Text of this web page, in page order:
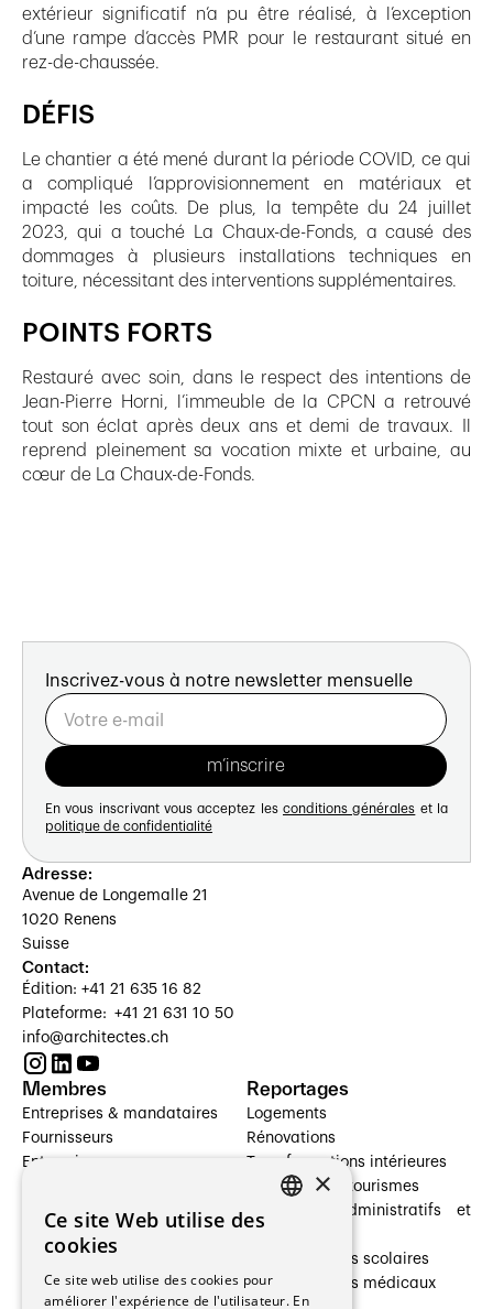
extérieur significatif n’a pu être réalisé, à l’exception
d’une rampe d’accès PMR pour le restaurant situé en
rez-de-chaussée.
DÉFIS
Le chantier a été mené durant la période COVID, ce qui
a compliqué l’approvisionnement en matériaux et
impacté les coûts. De plus, la tempête du 24 juillet
2023, qui a touché La Chaux-de-Fonds, a causé des
dommages à plusieurs installations techniques en
toiture, nécessitant des interventions supplémentaires.
POINTS FORTS
Restauré avec soin, dans le respect des intentions de
Jean-Pierre Horni, l’immeuble de la CPCN a retrouvé
tout son éclat après deux ans et demi de travaux. Il
reprend pleinement sa vocation mixte et urbaine, au
cœur de La Chaux-de-Fonds.
Inscrivez-vous à notre newsletter mensuelle
En vous inscrivant vous acceptez les conditions générales et la
politique de confidentialité
Adresse:
Avenue de Longemalle 21
1020 Renens
Suisse
Contact:
Édition: +41 21 635 16 82
Plateforme: +41 21 631 10 50
info@architectes.ch
Membres
Entreprises & mandataires
Fournisseurs
Entreprises
Architectes paysagistes
Architectes d'intérieur
Entreprises générales
Reportages
Logements
Rénovations
Transformations intérieures
Hôtelleries et tourismes
Bâtiments administratifs et
Établissements scolaires
Établissements médicaux
×
Ce site Web utilise des
cookies
Ce site web utilise des cookies pour
améliorer l'expérience de l'utilisateur. En